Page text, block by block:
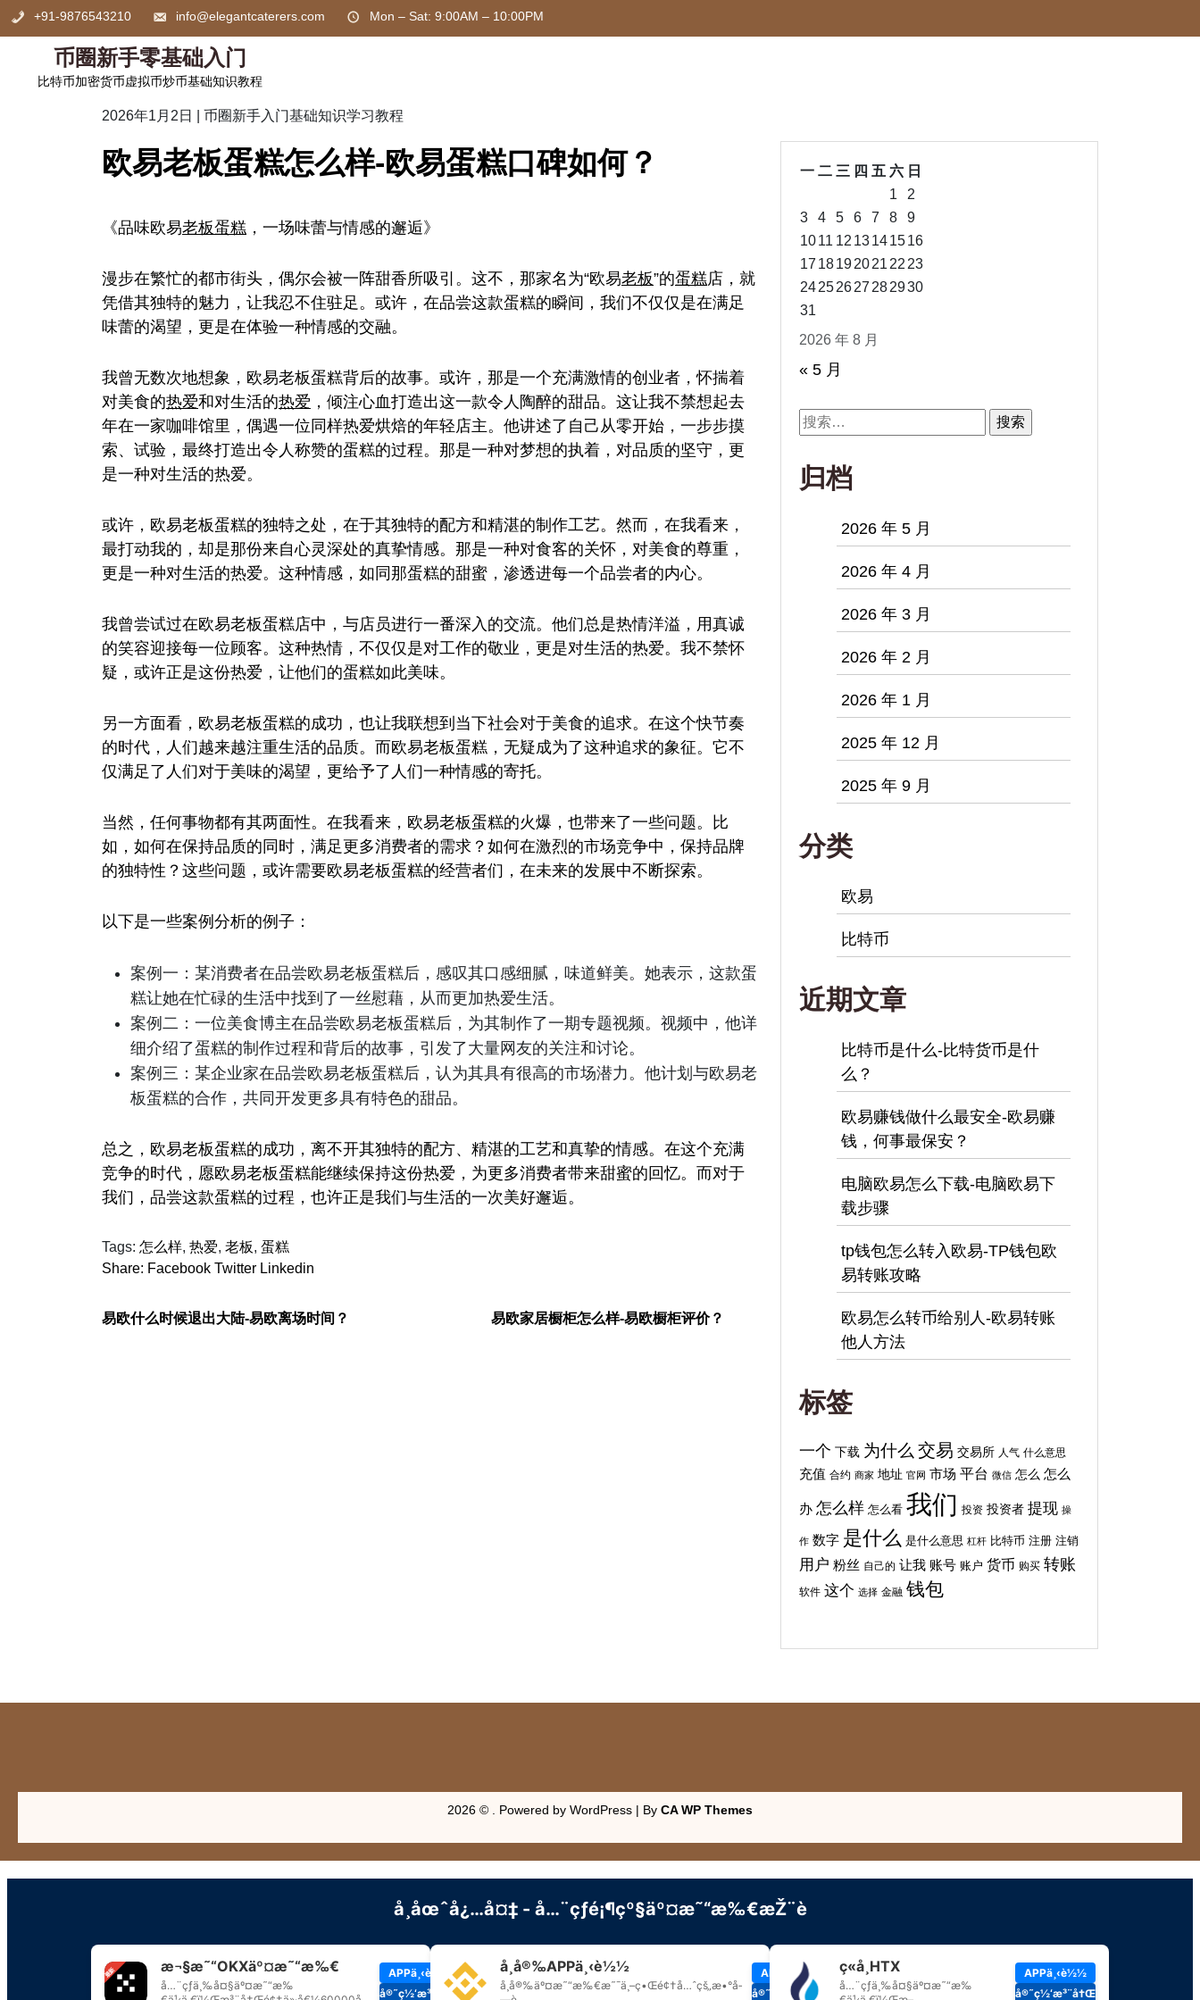
Skip
+91-9876543210 info@elegantcaterers.com Mon – Sat: 9:00AM – 10:00PM
币圈新手零基础入门
比特币加密货币虚拟币炒币基础知识教程
2026年1月2日 币圈新手入门基础知识学习教程
欧易老板蛋糕怎么样-欧易蛋糕口碑如何？
《品味欧易老板蛋糕 ，一场味蕾与情感的邂逅》
漫步在繁忙的都市街头，偶尔会被一阵甜香所吸引。这不，那家名为“欧易老板”的蛋糕店，就
凭借其独特的魅力，让我忍不住驻足。或许，在品尝这款蛋糕的瞬间，我们不仅仅是在满足
味蕾的渴望，更是在体验一种情感的交融。
我曾无数次地想象，欧易老板蛋糕背后的故事。或许，那是一个充满激情的创业者，怀揣着
对美食的热爱和对生活的热爱 ，倾注心血打造出这一款令人陶醉的甜品。这让我不禁想起去
年在一家咖啡馆里，偶遇一位同样热爱烘焙的年轻店主。他讲述了自己从零开始，一步步摸
索、试验，最终打造出令人称赞的蛋糕的过程。那是一种对梦想的执着，对品质的坚守，更
是一种对生活的热爱。
或许，欧易老板蛋糕的独特之处，在于其独特的配方和精湛的制作工艺。然而，在我看来，
最打动我的，却是那份来自心灵深处的真挚情感。那是一种对食客的关怀，对美食的尊重，
更是一种对生活的热爱。这种情感，如同那蛋糕的甜蜜，渗透进每一个品尝者的内心。
我曾尝试过在欧易老板蛋糕店中，与店员进行一番深入的交流。他们总是热情洋溢，用真诚
的笑容迎接每一位顾客。这种热情，不仅仅是对工作的敬业，更是对生活的热爱。我不禁怀
疑，或许正是这份热爱，让他们的蛋糕如此美味。
另一方面看，欧易老板蛋糕的成功，也让我联想到当下社会对于美食的追求。在这个快节奏
的时代，人们越来越注重生活的品质。而欧易老板蛋糕，无疑成为了这种追求的象征。它不
仅满足了人们对于美味的渴望，更给予了人们一种情感的寄托。
当然，任何事物都有其两面性。在我看来，欧易老板蛋糕的火爆，也带来了一些问题。比
如，如何在保持品质的同时，满足更多消费者的需求？如何在激烈的市场竞争中，保持品牌
的独特性？这些问题，或许需要欧易老板蛋糕的经营者们，在未来的发展中不断探索。
以下是一些案例分析的例子：
案例一：某消费者在品尝欧易老板蛋糕后，感叹其口感细腻，味道鲜美。她表示，这款蛋
糕让她在忙碌的生活中找到了一丝慰藉，从而更加热爱生活。
案例二：一位美食博主在品尝欧易老板蛋糕后，为其制作了一期专题视频。视频中，他详
细介绍了蛋糕的制作过程和背后的故事，引发了大量网友的关注和讨论。
案例三：某企业家在品尝欧易老板蛋糕后，认为其具有很高的市场潜力。他计划与欧易老
板蛋糕的合作，共同开发更多具有特色的甜品。
总之，欧易老板蛋糕的成功，离不开其独特的配方、精湛的工艺和真挚的情感。在这个充满
竞争的时代，愿欧易老板蛋糕能继续保持这份热爱，为更多消费者带来甜蜜的回忆。而对于
我们，品尝这款蛋糕的过程，也许正是我们与生活的一次美好邂逅。
Tags: 怎么样, 热爱, 老板, 蛋糕
Share: Facebook Twitter Linkedin
易欧什么时候退出大陆-易欧离场时间？ 易欧家居橱柜怎么样-易欧橱柜评价？
2026 年 8 月
一 二 三 四 五 六 日
1
2
3
4 5 6 7 8
9
1011 12 13141516
17 18192021 22 23
24252627 282930
31
« 5 月
搜
索：
归档
2026 年 5 月
2026 年 4 月
2026 年 3 月
2026 年 2 月
2026 年 1 月
2025 年 12 月
2025 年 9 月
分类
欧易
比特币
近期文章
比特币是什么-比特货币是什
么？
欧易赚钱做什么最安全-欧易赚
钱，何事最保安？
电脑欧易怎么下载-电脑欧易下
载步骤
tp钱包怎么转入欧易-TP钱包欧
易转账攻略
欧易怎么转币给别人-欧易转账
他人方法
标签
一个 下载 为什么 交易 交易所 人气 什么意思
充值 合约 商家 地址 官网 市场 平台 微信 怎么 怎么
办 怎么样 怎么看 我们 投资 投资者 提现 操
作 数字 是什么 是什么意思 杠杆 比特币 注册 注销
用户 粉丝 自己的 让我 账号 账户 货币 购买 转账
软件 这个 选择 金融 钱包
2026 © . Powered by WordPress | By CA WP Themes